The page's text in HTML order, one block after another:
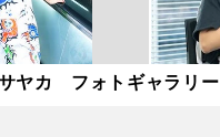
ヤカ フォトギャラリー